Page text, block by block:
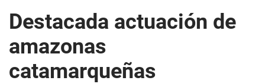
Destacada actuación de
amazonas
catamarqueñas